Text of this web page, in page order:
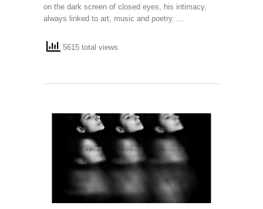
on the dark screen of closed eyes, his intimacy,
always linked to art, music and poetry. …
5615 total views